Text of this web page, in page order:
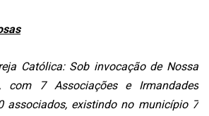
Católica: Sob invocação de Nossa
com 7 Associações e Irmandades
associados, existindo no município 7